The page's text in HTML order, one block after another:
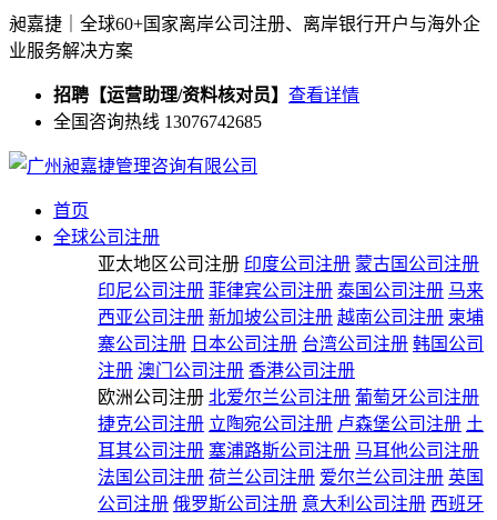
昶嘉捷｜全球60+国家离岸公司注册、离岸银行开户与海外企
业服务解决方案
招聘【运营助理/资料核对员】 查看详情
全国咨询热线 13076742685
首页
全球公司注册
亚太地区公司注册 印度公司注册 蒙古国公司注册
印尼公司注册 菲律宾公司注册 泰国公司注册 马来
西亚公司注册 新加坡公司注册 越南公司注册 柬埔
寨公司注册 日本公司注册 台湾公司注册 韩国公司
注册 澳门公司注册 香港公司注册
欧洲公司注册 北爱尔兰公司注册 葡萄牙公司注册
捷克公司注册 立陶宛公司注册 卢森堡公司注册 土
耳其公司注册 塞浦路斯公司注册 马耳他公司注册
法国公司注册 荷兰公司注册 爱尔兰公司注册 英国
公司注册 俄罗斯公司注册 意大利公司注册 西班牙